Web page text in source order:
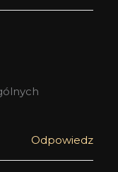
Odpowiedz